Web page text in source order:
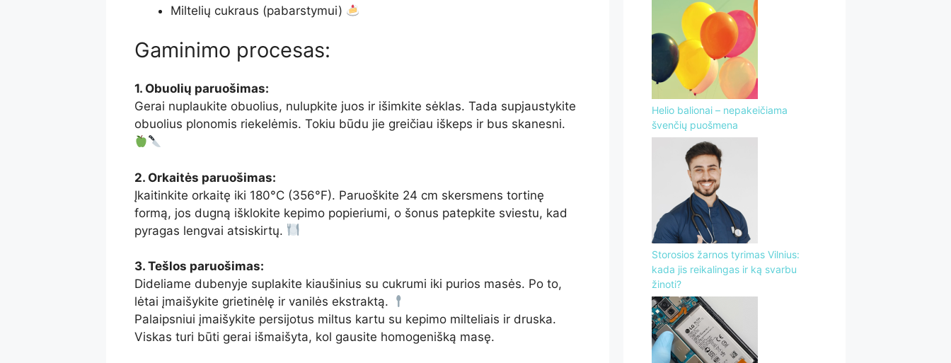
Miltelių cukraus (pabarstymui)
Gaminimo procesas:
1. Obuolių paruošimas:
Gerai nuplaukite obuolius, nulupkite juos ir išimkite sėklas. Tada supjaustykite
obuolius plonomis riekelėmis. Tokiu būdu jie greičiau iškeps ir bus skanesni.
2. Orkaitės paruošimas:
Įkaitinkite orkaitę iki 180°C (356°F). Paruoškite 24 cm skersmens tortinę
formą, jos dugną išklokite kepimo popieriumi, o šonus patepkite sviestu, kad
pyragas lengvai atsiskirtų.
3. Tešlos paruošimas:
Dideliame dubenyje suplakite kiaušinius su cukrumi iki purios masės. Po to,
lėtai įmaišykite grietinėlę ir vanilės ekstraktą.
Palaipsniui įmaišykite persijotus miltus kartu su kepimo milteliais ir druska.
Viskas turi būti gerai išmaišyta, kol gausite homogenišką masę.
Helio balionai – nepakeičiama
švenčių puošmena
Storosios žarnos tyrimas Vilnius:
kada jis reikalingas ir ką svarbu
žinoti?